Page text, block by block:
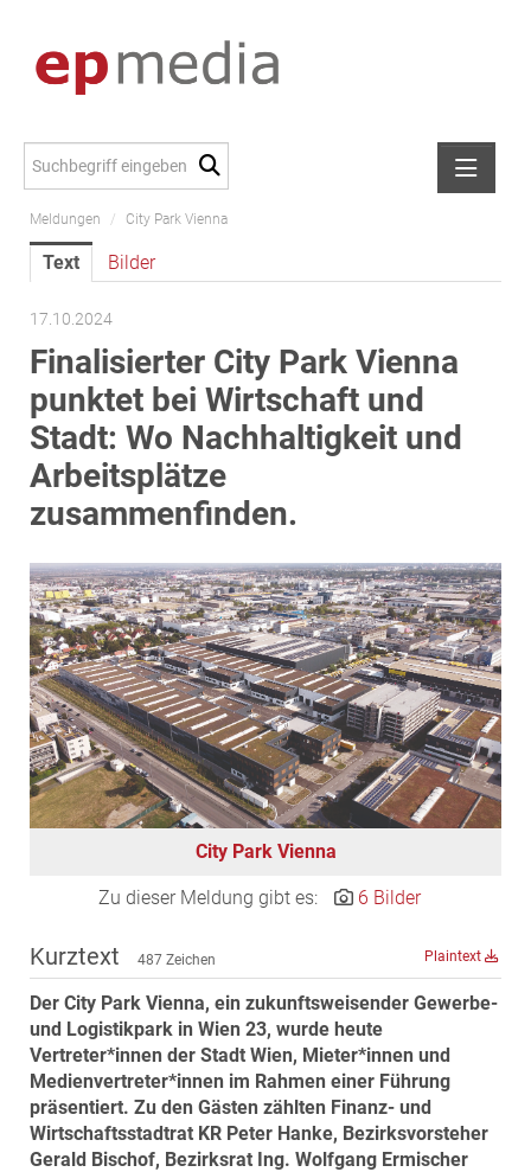
Meldungen
Alexander Peer
amb Development
ATL Immoinvest
AURE Immobilien
Austria Sotheby's International Realty
City Park Vienna
EPHIC Group
epmedia Werbeagentur
ESTINA Immobilien
Greystar
Grossmann + Kaswurm Immobilien
Gutwerk Immobilien Treuhand
HANDLER Gruppe
HARING Group
HARING Group + WINEGG Realitäten
HNP architects
IMMOcontract
KOBAN SÜDVERS
MST Muhr
ÖKO-Wohnbau
PAYUCA
Meldungen / City Park Vienna
Text Bilder
17.10.2024
Finalisierter City Park Vienna
punktet bei Wirtschaft und
Stadt: Wo Nachhaltigkeit und
Arbeitsplätze
zusammenfinden.
City Park Vienna
Zu dieser Meldung gibt es: 6 Bilder
Kurztext 487 Zeichen Plaintext
Der City Park Vienna, ein zukunftsweisender Gewerbe-
und Logistikpark in Wien 23, wurde heute
Vertreter*innen der Stadt Wien, Mieter*innen und
Medienvertreter*innen im Rahmen einer Führung
präsentiert. Zu den Gästen zählten Finanz- und
Wirtschaftsstadtrat KR Peter Hanke, Bezirksvorsteher
Gerald Bischof, Bezirksrat Ing. Wolfgang Ermischer